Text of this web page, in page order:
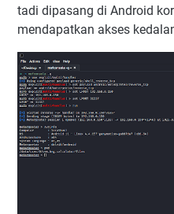
tadi dipasang di Android
mendapatkan akses